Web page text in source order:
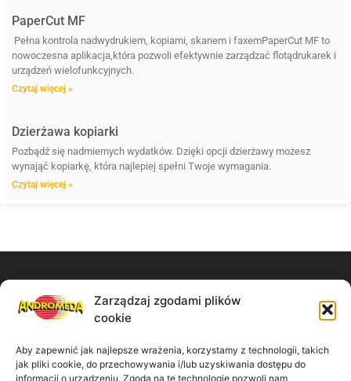
Zarządzaj zgodami plików
cookie
Aby zapewnić jak najlepsze wrażenia, korzystamy z technologii, takich
jak pliki cookie, do przechowywania i/lub uzyskiwania dostępu do
informacji o urządzeniu. Zgoda na te technologie pozwoli nam
PaperCut MF
Pełna kontrola nadwydrukiem, kopiami, skanem i faxemPaperCut MF to
nowoczesna aplikacja,która pozwoli efektywnie zarządzać flotądrukarek i
urządzeń wielofunkcyjnych.
Czytaj więcej »
Dzierżawa kopiarki
Pozbądź się nadmiernych wydatków. Dzięki opcji dzierżawy możesz
wynająć kopiarkę, która najlepiej spełni Twoje wymagania.
Czytaj więcej »
Zadzwoń do nas:
61 867 11 91